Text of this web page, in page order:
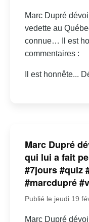
Marc Dupré
vedette au
connue… Il est
commentaires :
Il est honnête...
Marc Dupré
qui lui a fait
#7jours #quiz
#marcdupré
Publié le jeudi 19
Marc Dupré